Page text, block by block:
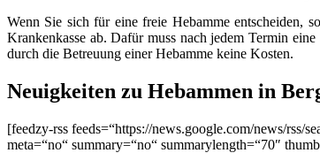
Wenn Sie sich für eine freie Hebamme entscheiden,
Krankenkasse ab. Dafür muss nach jedem Termin
durch die Betreuung einer Hebamme keine Kosten.
Neuigkeiten zu Hebammen in
[feedzy-rss feeds=“https://news.google.com/news/rss/
meta=“no“ summary=“no“ summarylength=“70″